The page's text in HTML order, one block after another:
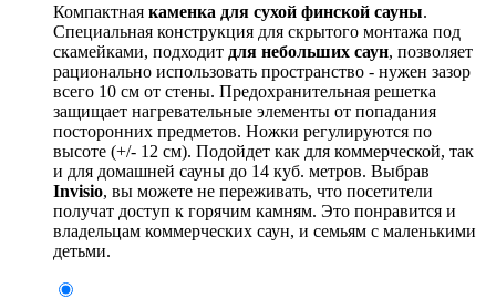
Компактная каменка для сухой финской сауны.
Специальная конструкция для скрытого монтажа под
скамейками, подходит для небольших саун, позволяет
рационально использовать пространство - нужен зазор
всего 10 см от стены. Предохранительная решетка
защищает нагревательные элементы от попадания
посторонних предметов. Ножки регулируются по
высоте (+/- 12 см). Подойдет как для коммерческой, так
и для домашней сауны до 14 куб. метров. Выбрав
Invisio, вы можете не переживать, что посетители
получат доступ к горячим камням. Это понравится и
владельцам коммерческих саун, и семьям с маленькими
детьми.